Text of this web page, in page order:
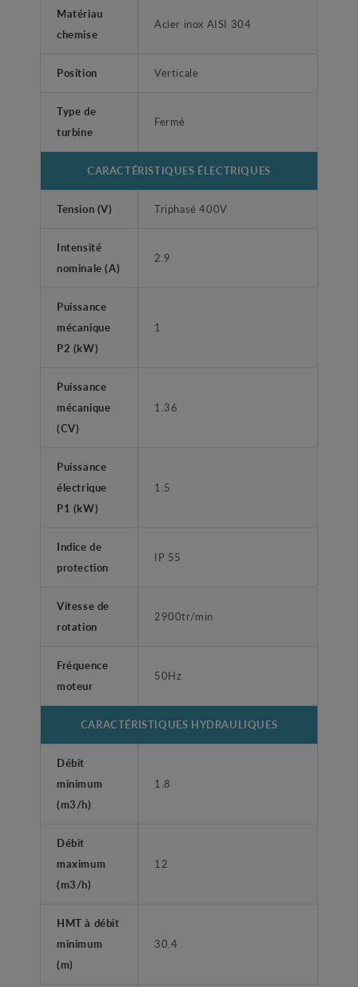
Matériau
chemise
Acier inox AISI 304
Position Verticale
Type de
turbine
Fermé
CARACTÉRISTIQUES ÉLECTRIQUES
Tension (V) Triphasé 400V
Intensité
nominale (A)
2.9
Puissance
mécanique
P2 (kW)
1
Puissance
mécanique
(CV)
1.36
Puissance
électrique
P1 (kW)
1.5
Indice de
protection
IP 55
Vitesse de
rotation
2900tr/min
Fréquence
moteur
50Hz
CARACTÉRISTIQUES HYDRAULIQUES
Débit
minimum
(m3/h)
1.8
Débit
maximum
(m3/h)
12
HMT à débit
minimum
(m)
30.4